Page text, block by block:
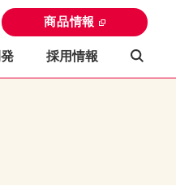
商品情報
採用情報